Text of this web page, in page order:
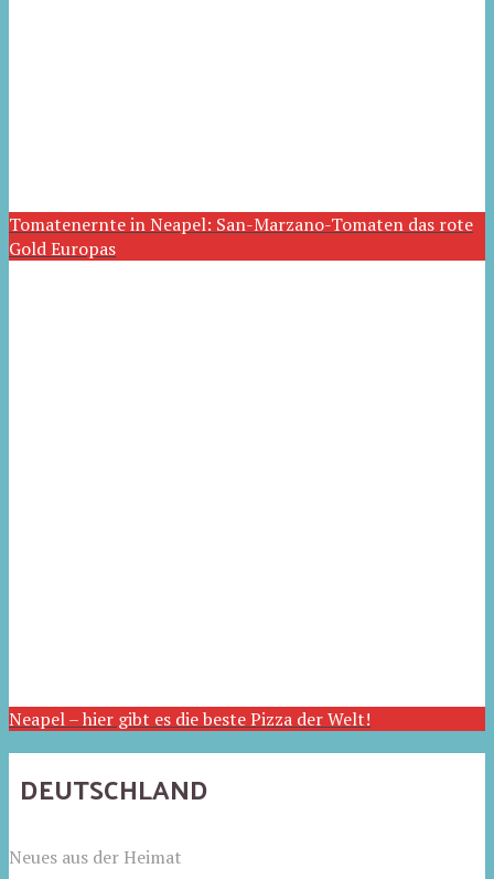
Tomatenernte in Neapel: San-Marzano-Tomaten das rote
Gold Europas
Neapel – hier gibt es die beste Pizza der Welt!
DEUTSCHLAND
Neues aus der Heimat